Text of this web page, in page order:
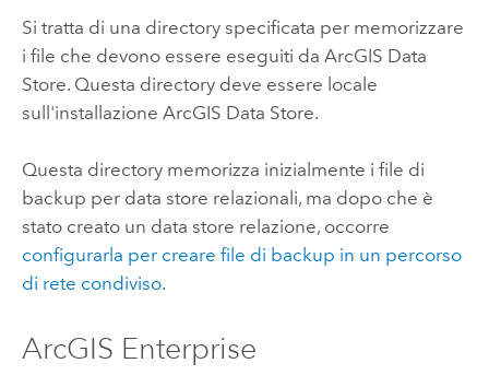
Si tratta di una directory specificata per memorizzare
i file che devono essere eseguiti da ArcGIS Data
Store. Questa directory deve essere locale
sull'installazione ArcGIS Data Store.
Questa directory memorizza inizialmente i file di
backup per data store relazionali, ma dopo che è
stato creato un data store relazione, occorre
configurarla per creare file di backup in un percorso
di rete condiviso.
ArcGIS Enterprise